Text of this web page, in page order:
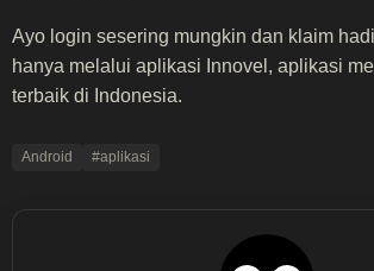
Ayo login sesering mungkin dan klaim
hanya melalui aplikasi Innovel, aplikasi
terbaik di Indonesia.
Android #aplikasi